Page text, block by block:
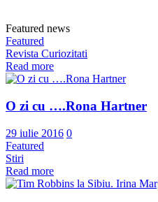
Featured news
Featured
Revista Curiozitati
Read more
O zi cu ….Rona Hartner
29 iulie 2016 0
Featured
Stiri
Read more